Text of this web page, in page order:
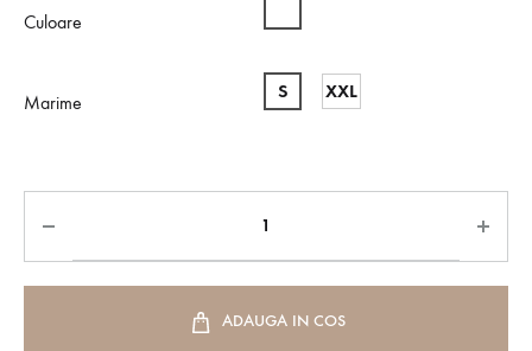
Culoare
Marime S XXL
ADAUGA IN COS